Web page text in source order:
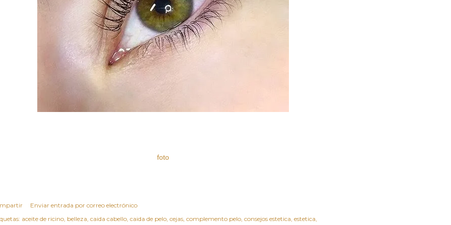
foto
Enviar entrada por correo electrónico
aceite de ricino belleza caida cabello caida de pelo cejas complemento pelo consejos estetica estetica